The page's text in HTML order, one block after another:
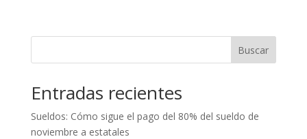
Buscar
Entradas recientes
Sueldos: Cómo sigue el pago del 80% del sueldo de
noviembre a estatales